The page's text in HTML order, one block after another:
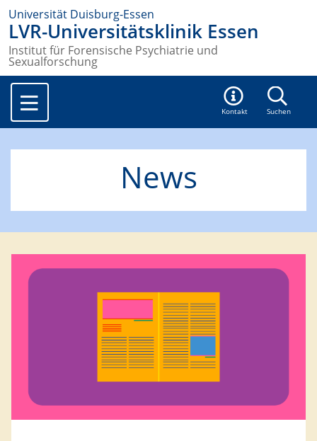
Universität Duisburg-Essen
LVR-Universitätsklinik Essen
Institut für Forensische Psychiatrie und
Sexualforschung
Kontakt Suchen
News